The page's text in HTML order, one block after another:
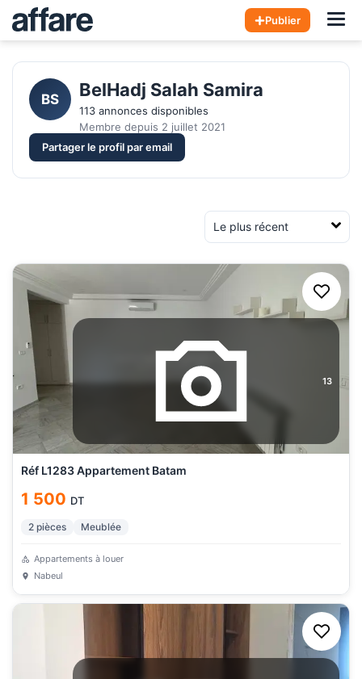
Publier
BS BelHadj Salah Samira
113 annonces disponibles
Membre depuis 2 juillet 2021
Partager le profil par email
Trier
13
Réf L1283 Appartement Batam
1 500 DT
2 pièces Meublée
Appartements à louer
Nabeul